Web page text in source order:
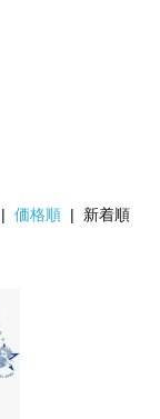
|価格順 | 新着順